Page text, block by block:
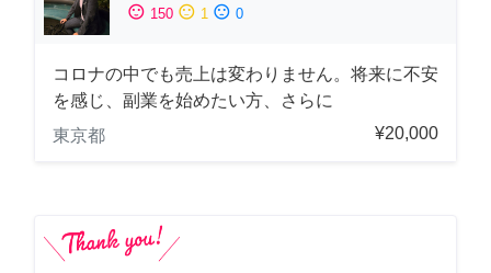
sentiment_satisfied 150 sentiment_neutral 1 sentiment_dissatisfied 0
コロナの中でも売上は変わりません。将来に不安
を感じ、副業を始めたい方、さらに
東京都
¥20,000